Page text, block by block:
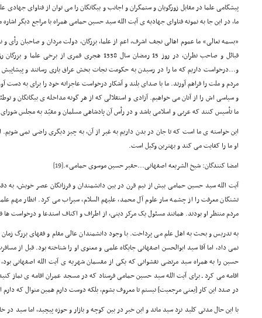
پیشگامی علما در مقابل زورگویان و ستمگران و اجانب و بیگانگان را می توان از فتاوای
ما، در این جا به نمونه فتاوای جهادیه ی آیت الله سید حسین حمامی همراه با مراجع دیگر
«بسمه تعالی» ما عموم اهالی نجف اشرف، اعم از علما، بزرگان، دولت مردان و صاحبان رأی
قبائل و صاحب نظران، در روز 15 رمضان سال 1338 هجری
و...درخواست داریم که ما را در رسیدن به حکومت نجات بخش عراق یاری رسانند و
مردم و ملت را فراهم آورند. ما با صدای بلند و آشکار درخواست عاجزانه خود را برای به دست
و سیاسی اش را از آنان می خواهیم. آزادی و استقلالی که از هر گونه مداخله ی بیگانگان و
ما تأسیس کنند که عربی و اسلامی باشد و در رأس آن پادشاهی مسلمان و مقیّد به مجلس
این خواسته ی ما است که تا جان در بدن داریم به غیر از آن، به چیز دیگری راضی نمی
او ما را کفایت می کند و بهترین وکیل است.
امضا کنندگان: شیخ الشریعه اصفهانی...حقیر حسین موسوی حمامی».[19]
آیت الله سید حسین حمامی بیش از نیم قرن در بین دانشمندان و فرزانگان عصر خویش،
تشنگان معرفت را از چشمه سار علوم آل محمد، علیهم السلام، سیراب می کرد. انظار مهم
مردم منتظر او بودند. همانند مسئول یک مرکز دینی، از اطراف و اکناف استدعا و درخواست ها
به تدریس و بحث به اهل علم می پرداخت. با وجود دانشمندان عالی مقام و فقهای بزرگ
نمی داد، اما آقا سید ابوالحسن اصفهانی جایگاه علمی و معنوی او را شناخته بود. قبل از
حسین را به همراه سید مرتضی نقشوانی که یکی از مقسمان شهریه ی آیت الله اصفهانی
اقامه می کرد ـ برای آیت الله سید حسین حمامی فرستاد که در مسجد عمران اقامه ی نماز
در صدد این کار [یعنی مرجعیت] نیستم تا معروف بشوم، بلکه دوست دارم همین منوال که دارم
با این حال مدتی کلید نزد سید ماند و این خبر در بین کوچه و بازار و حوزه پیچید، اما سید